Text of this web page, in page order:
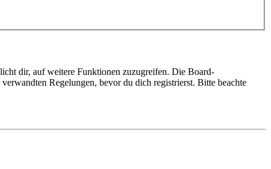
dir, auf weitere Funktionen zuzugreifen. Die Board-
Regelungen, bevor du dich registrierst. Bitte beachte